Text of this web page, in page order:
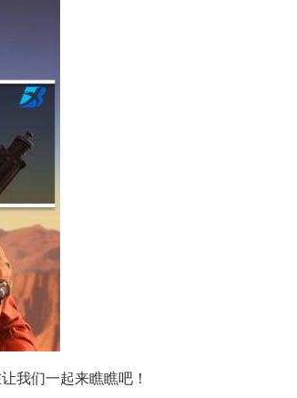
我们一起来瞧瞧吧！